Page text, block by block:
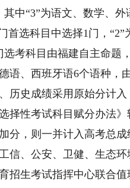
中“3”为语文、数学、
首选科目中选择1门，
考科目由福建自主命题
语、西班牙语6个语种，
历史成绩采用原始分计
择性考试科目赋分办法
分，则一并计入高考总成
、公安、卫健、生态环
招生考试指挥中心联合